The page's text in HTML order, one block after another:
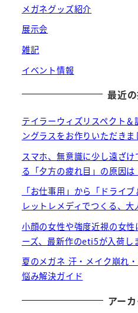
メガネグッズ紹介
展示会
雑記
イベント情報
最近
テイラーウィズリスペクト
ングラスをお作りいただきま
スマホ、無意識に少し遠ざ
る「夕方の疲れ目」の原因は
「お仕事用」から「ドライ
レットレメディでつくる、
小顔の女性や強度近視の女
ーズ、最新作のeti5が入荷し
夏のメガネ 汗・メイク崩れ
悩み解決ガイド
アー